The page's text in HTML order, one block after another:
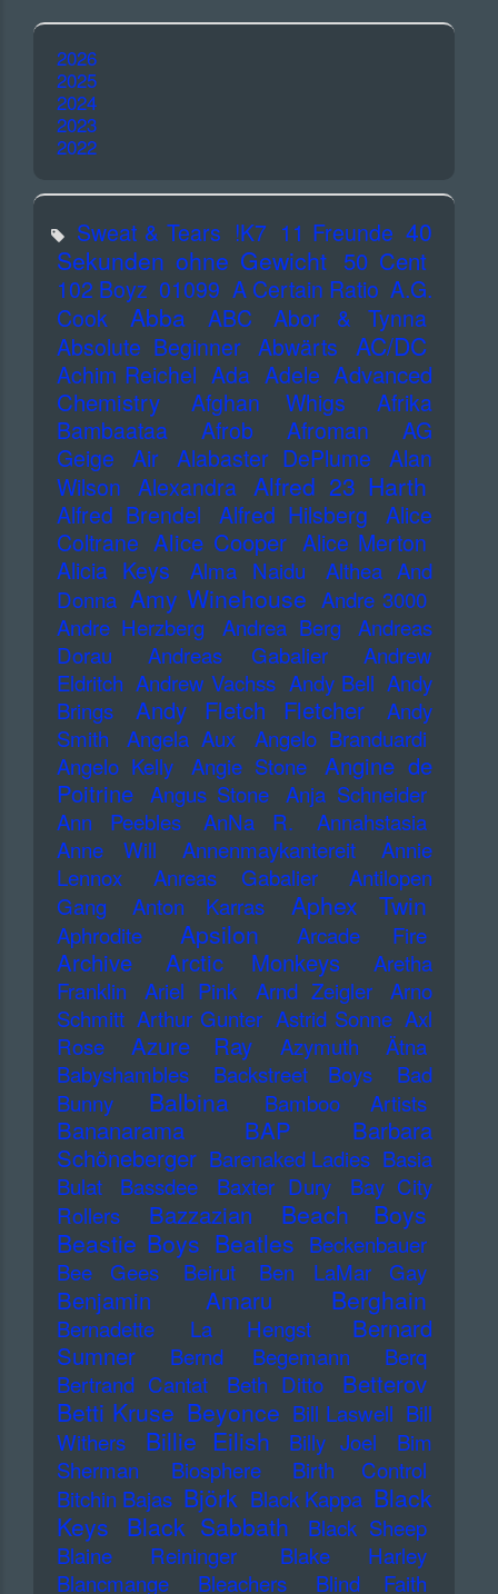
2026
2025
2024
2023
2022
Sweat & Tears !K7 11 Freunde 40
Sekunden ohne Gewicht 50 Cent
102 Boyz 01099 A Certain Ratio A.G.
Cook
Abba ABC
Abor & Tynna
Absolute Beginner Abwärts AC/DC
Achim Reichel Ada Adele Advanced
Chemistry
Afghan Whigs
Afrika
Bambaataa
Afrob Afroman
AG
Geige
Air Alabaster DePlume
Alan
Wilson Alexandra Alfred 23 Harth
Alfred Brendel Alfred Hilsberg
Alice
Coltrane Alice Cooper Alice Merton
Alicia Keys
Alma Naidu
Althea And
Donna Amy Winehouse Andre 3000
Andre Herzberg
Andrea Berg
Andreas
Dorau
Andreas Gabalier
Andrew
Eldritch Andrew Vachss Andy Bell Andy
Brings
Andy Fletch Fletcher
Andy
Smith
Angela Aux
Angelo Branduardi
Angelo Kelly
Angie Stone
Angine de
Poitrine Angus Stone Anja Schneider
Ann Peebles
AnNa R.
Annahstasia
Anne Will
Annenmaykantereit
Annie
Lennox
Anreas Gabalier
Antilopen
Gang
Anton Karras Aphex Twin
Aphrodite Apsilon Arcade Fire
Archive Arctic Monkeys
Aretha
Franklin
Ariel Pink Arnd Zeigler
Arno
Schmitt Arthur Gunter Astrid Sonne Axl
Rose
Azure Ray Azymuth
Ätna
Babyshambles
Backstreet Boys
Bad
Bunny
Balbina Bamboo Artists
Bananarama BAP
Barbara
Schöneberger Barenaked Ladies Basia
Bulat
Bassdee Baxter Dury
Bay City
Rollers
Bazzazian
Beach Boys
Beastie Boys Beatles Beckenbauer
Bee Gees
Beirut Ben LaMar Gay
Benjamin Amaru Berghain
Bernadette La Hengst
Bernard
Sumner
Bernd Begemann
Berq
Bertrand Cantat
Beth Ditto Betterov
Betti Kruse Beyonce Bill Laswell Bill
Withers
Billie Eilish Billy Joel
Bim
Sherman
Biosphere
Birth Control
Bitchin Bajas Björk Black Kappa Black
Keys Black Sabbath
Black Sheep
Blaine Reininger
Blake Harley
Blancmange
Bleachers Blind Faith